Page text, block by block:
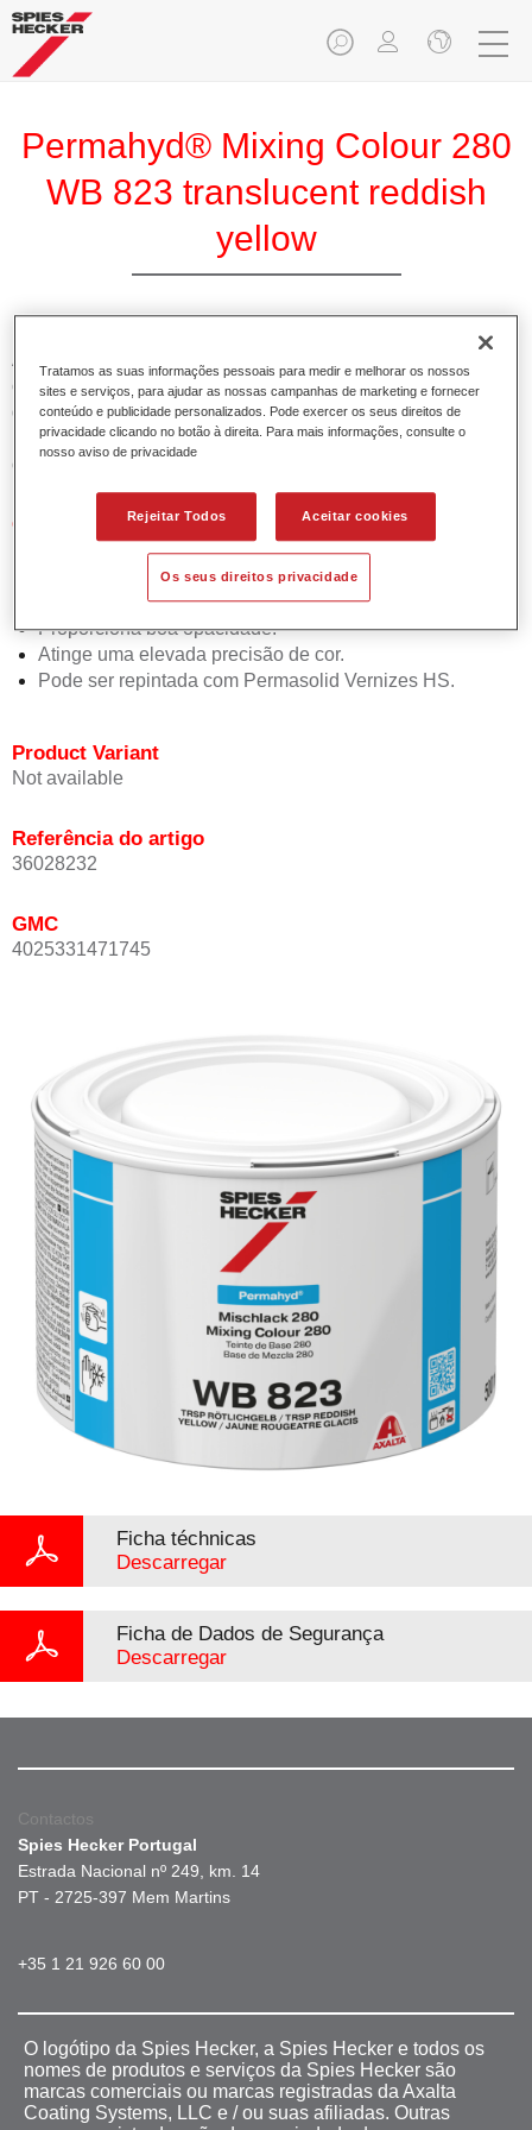
Permahyd® Mixing Colour 280
WB 823 translucent reddish
yellow
A Base Permahyd 280 Perlado é adequada para utilização
com Permahyd Base Bicamada Nacarada 285, um sistema
de base bicamada aquosa de alta qualidade. Está baseada
numa tecnologia especial de dispersão de poliuretano para
cores sólidas e de efeitos.
Características do produto
Permite uma aplicação simples e rápida numa operação
de 1.5 demãos.
Oferece boa estabilidade vertical.
Proporciona boa opacidade.
Atinge uma elevada precisão de cor.
Pode ser repintada com Permasolid Vernizes HS.
Product Variant
Not available
Referência do artigo
36028232
GMC
4025331471745
Ficha téchnicas
Descarregar
Ficha de Dados de Segurança
Descarregar
Contactos
Spies Hecker Portugal
Estrada Nacional nº 249, km. 14
PT - 2725-397 Mem Martins
+35 1 21 926 60 00
O logótipo da Spies Hecker, a Spies Hecker e todos os
nomes de produtos e serviços da Spies Hecker são
marcas comerciais ou marcas registradas da Axalta
Coating Systems, LLC e / ou suas afiliadas. Outras
Tratamos as suas informações pessoais para medir e melhorar os nossos
sites e serviços, para ajudar as nossas campanhas de marketing e fornecer
conteúdo e publicidade personalizados. Pode exercer os seus direitos de
privacidade clicando no botão à direita. Para mais informações, consulte o
nosso aviso de privacidade
Rejeitar Todos Aceitar cookies
Os seus direitos privacidade